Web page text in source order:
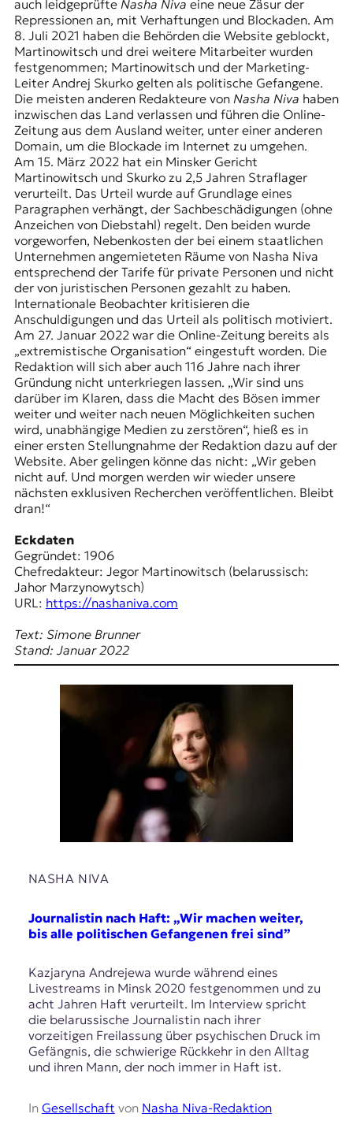
k
o
m
p
e
t
e
n
z
z
u
O
s
t
e
u
r
o
p
a
.
auch leidgeprüfte Nasha Niva eine neue Zäsur der
Repressionen an, mit Verhaftungen und Blockaden. Am
8. Juli 2021 haben die Behörden die Website geblockt,
Martinowitsch und drei weitere Mitarbeiter wurden
festgenommen; Martinowitsch und der Marketing-
Leiter Andrej Skurko gelten als politische Gefangene.
Die meisten anderen Redakteure von Nasha Niva haben
inzwischen das Land verlassen und führen die Online-
Zeitung aus dem Ausland weiter, unter einer anderen
Domain, um die Blockade im Internet zu umgehen.
Am 15. März 2022 hat ein Minsker Gericht
Martinowitsch und Skurko zu 2,5 Jahren Straflager
verurteilt. Das Urteil wurde auf Grundlage eines
Paragraphen verhängt, der Sachbeschädigungen (ohne
Anzeichen von Diebstahl) regelt. Den beiden wurde
vorgeworfen, Nebenkosten der bei einem staatlichen
Unternehmen angemieteten Räume von Nasha Niva
entsprechend der Tarife für private Personen und nicht
der von juristischen Personen gezahlt zu haben.
Internationale Beobachter kritisieren die
Anschuldigungen und das Urteil als politisch motiviert.
Am 27. Januar 2022 war die Online-Zeitung bereits als
„extremistische Organisation“ eingestuft worden. Die
Redaktion will sich aber auch 116 Jahre nach ihrer
Gründung nicht unterkriegen lassen. „Wir sind uns
darüber im Klaren, dass die Macht des Bösen immer
weiter und weiter nach neuen Möglichkeiten suchen
wird, unabhängige Medien zu zerstören“, hieß es in
einer ersten Stellungnahme der Redaktion dazu auf der
Website. Aber gelingen könne das nicht: „Wir geben
nicht auf. Und morgen werden wir wieder unsere
nächsten exklusiven Recherchen veröffentlichen. Bleibt
dran!“
Eckdaten
Gegründet: 1906
Chefredakteur: Jegor Martinowitsch (belarussisch:
Jahor Marzynowytsch)
URL: https://nashaniva.com
Text: Simone Brunner
Stand: Januar 2022
NASHA NIVA
Journalistin nach Haft: „Wir machen weiter,
bis alle politischen Gefangenen frei sind”
Kazjaryna Andrejewa wurde während eines
Livestreams in Minsk 2020 festgenommen und zu
acht Jahren Haft verurteilt. Im Interview spricht
die belarussische Journalistin nach ihrer
vorzeitigen Freilassung über psychischen Druck im
Gefängnis, die schwierige Rückkehr in den Alltag
und ihren Mann, der noch immer in Haft ist.
In Gesellschaft von Nasha Niva-Redaktion